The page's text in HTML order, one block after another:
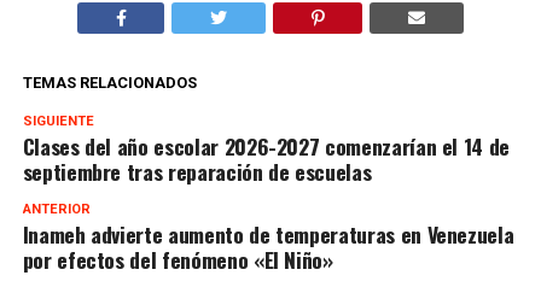
TEMAS RELACIONADOS
SIGUIENTE
Clases del año escolar 2026-2027 comenzarían el 14 de
septiembre tras reparación de escuelas
ANTERIOR
Inameh advierte aumento de temperaturas en Venezuela
por efectos del fenómeno «El Niño»